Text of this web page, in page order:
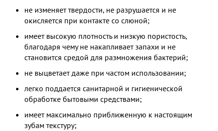
не изменяет твердости, не разрушается и не
окисляется при контакте со слюной;
имеет высокую плотность и низкую пористость,
благодаря чему не накапливает запахи и не
становится средой для размножения бактерий;
не выцветает даже при частом использовании;
легко поддается санитарной и гигиенической
обработке бытовыми средствами;
имеет максимально приближенную к настоящим
зубам текстуру;